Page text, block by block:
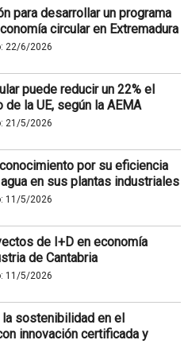
para desarrollar un programa
circular en Extremadura
22/6/2026
puede reducir un 22% el
la UE, según la AEMA
21/5/2026
por su eficiencia
en sus plantas industriales
11/5/2026
de I+D en economía
de Cantabria
11/5/2026
sostenibilidad en el
innovación certificada y